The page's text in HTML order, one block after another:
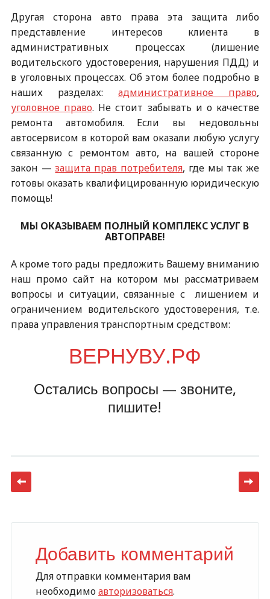
Другая сторона авто права эта защита либо
представление интересов клиента в
административных процессах (лишение
водительского удостоверения, нарушения ПДД) и
в уголовных процессах. Об этом более подробно в
наших разделах:административное право,
уголовное право. Не стоит забывать и о качестве
ремонта автомобиля. Если вы недовольны
автосервисом в которой вам оказали любую услугу
связанную с ремонтом авто, на вашей стороне
закон —защита прав потребителя, где мы так же
готовы оказать квалифицированную юридическую
помощь!
МЫ ОКАЗЫВАЕМ ПОЛНЫЙ КОМПЛЕКС УСЛУГ В
АВТОПРАВЕ!
А кроме того рады предложить Вашему вниманию
наш промо сайт на котором мы рассматриваем
вопросы и ситуации, связанные с лишением и
ограничением водительского удостоверения, т.е.
права управления транспортным средством:
ВЕРНУВУ.РФ
Остались вопросы — звоните,
пишите!
Post navigation
Добавить комментарий
Для отправки комментария вам
необходимоавторизоваться.